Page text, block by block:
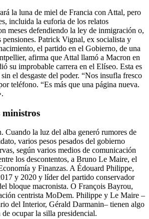
la luna de miel de Francia con Attal, pero
incluida la euforia de los relatos
meses defendiendo la ley de inmigración o,
pensiones. Patrick Vignal, ex socialista y
el partido en el Gobierno, de una
afirma que Attal llamó a Macron en
su improbable carrera en el Elíseo. Esta es
el desgaste del poder. “Nos insufla fresco
teléfono. “Es más que una página nueva.
ministros
Cuando la luz del alba generó rumores de
varios pesos pesados ​​del gobierno
según varios medios de comunicación
los descontentos, a Bruno Le Maire, el
y Finanzas. A Édouard Philippe,
y 2020 y líder del partido conservador
bloque macronista. O François Bayrou,
centrista MoDem. Philippe y Le Maire –
del Interior, Gérald Darmanin– tienen algo
ocupar la silla presidencial.